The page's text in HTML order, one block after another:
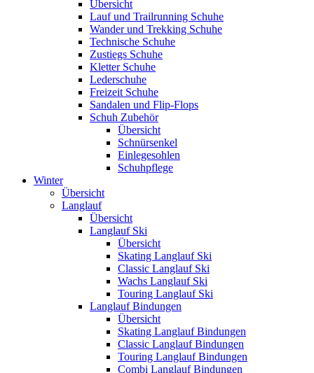
Übersicht
Lauf und Trailrunning Schuhe
Wander und Trekking Schuhe
Technische Schuhe
Zustiegs Schuhe
Kletter Schuhe
Lederschuhe
Freizeit Schuhe
Sandalen und Flip-Flops
Schuh Zubehör
Übersicht
Schnürsenkel
Einlegesohlen
Schuhpflege
Winter
Übersicht
Langlauf
Übersicht
Langlauf Ski
Übersicht
Skating Langlauf Ski
Classic Langlauf Ski
Wachs Langlauf Ski
Touring Langlauf Ski
Langlauf Bindungen
Übersicht
Skating Langlauf Bindungen
Classic Langlauf Bindungen
Touring Langlauf Bindungen
Combi Langlauf Bindungen